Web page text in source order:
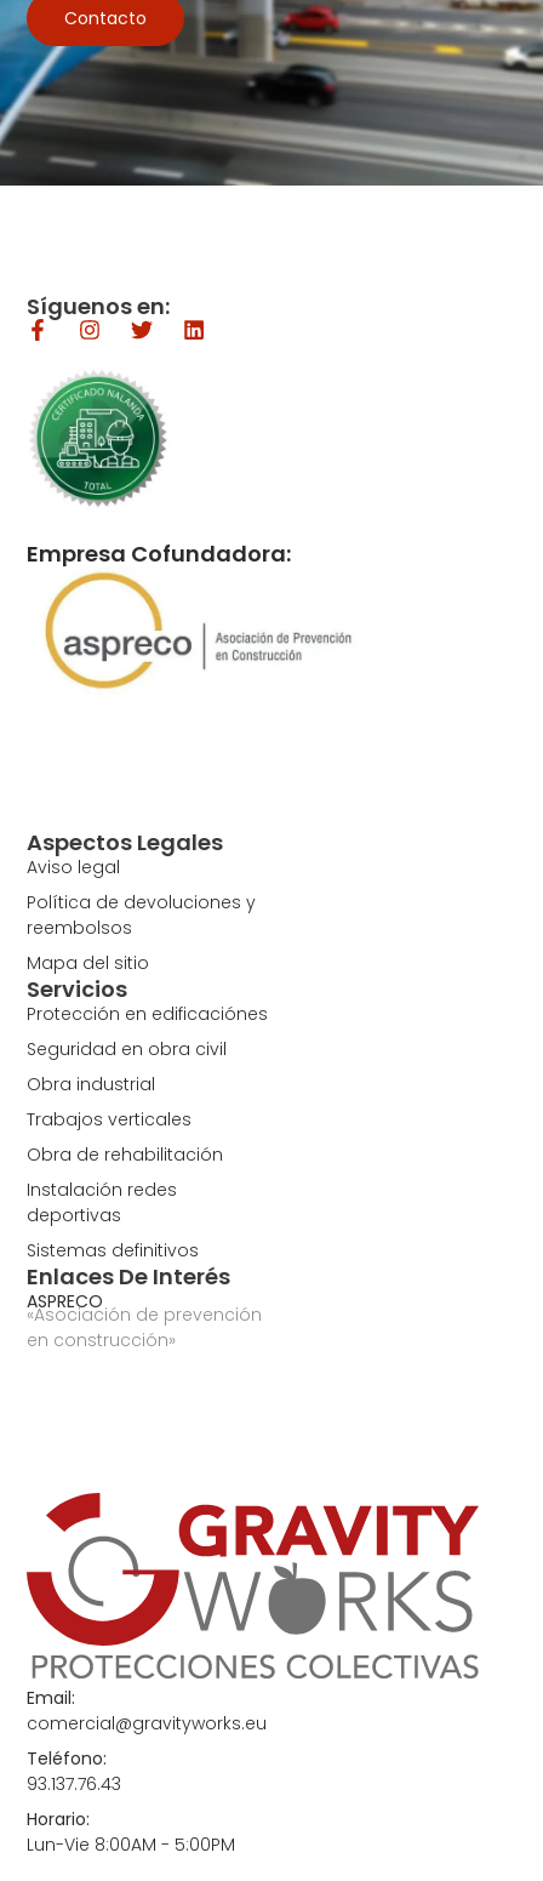
Contacto
Email:
comercial@gravityworks.eu
Teléfono:
93.137.76.43
Horario:
Lun-Vie 8:00AM - 5:00PM
Aspectos Legales
Aviso legal
Política de devoluciones y
reembolsos
Mapa del sitio
Servicios
Protección en edificaciónes
Seguridad en obra civil
Obra industrial
Trabajos verticales
Obra de rehabilitación
Instalación redes
deportivas
Sistemas definitivos
Enlaces De Interés
ASPRECO
«Asociación de prevención
en construcción»
Síguenos en:
Empresa Cofundadora: